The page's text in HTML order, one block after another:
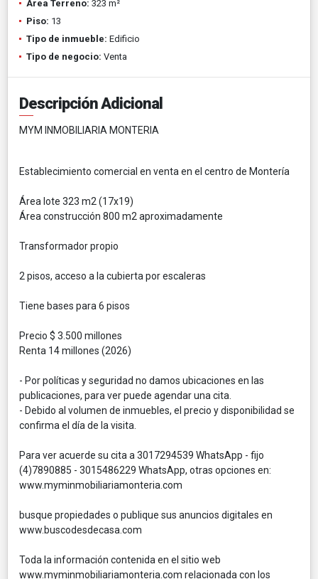
Área Terreno: 323 m²
Piso: 13
Tipo de inmueble: Edificio
Tipo de negocio: Venta
Descripción Adicional
MYM INMOBILIARIA MONTERIA
Establecimiento comercial en venta en el centro de Montería
Área lote 323 m2 (17x19)
Área construcción 800 m2 aproximadamente
Transformador propio
2 pisos, acceso a la cubierta por escaleras
Tiene bases para 6 pisos
Precio $ 3.500 millones
Renta 14 millones (2026)
- Por políticas y seguridad no damos ubicaciones en las
publicaciones, para ver puede agendar una cita.
- Debido al volumen de inmuebles, el precio y disponibilidad se
confirma el día de la visita.
Para ver acuerde su cita a 3017294539 WhatsApp - fijo
(4)7890885 - 3015486229 WhatsApp, otras opciones en:
www.myminmobiliariamonteria.com
busque propiedades o publique sus anuncios digitales en
www.buscodesdecasa.com
Toda la información contenida en el sitio web
www.myminmobiliariamonteria.com relacionada con los